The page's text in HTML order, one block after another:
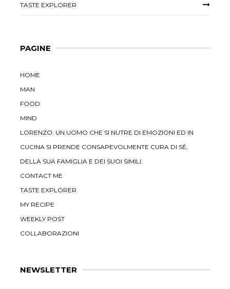
TASTE EXPLORER
PAGINE
HOME
MAN
FOOD
MIND
LORENZO: UN UOMO CHE SI NUTRE DI EMOZIONI ED IN
CUCINA SI PRENDE CONSAPEVOLMENTE CURA DI SÉ,
DELLA SUA FAMIGLIA E DEI SUOI SIMILI.
CONTACT ME
TASTE EXPLORER
MY RECIPE
WEEKLY POST
COLLABORAZIONI
NEWSLETTER